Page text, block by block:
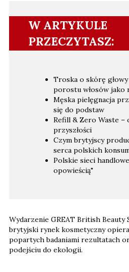
W ARTYKULE
PRZECZYTASZ:
Troska o skórę
porostu włosów jako
Męska pielęgnacja
się do podstaw
Refill & Zero Waste –
przyszłości
Czym brytyjscy
serca polskich
Polskie sieci
opowieścią"
Wydarzenie GREAT British Beauty
brytyjski rynek kosmetyczny
popartych badaniami rezultatach
podejściu do ekologii.